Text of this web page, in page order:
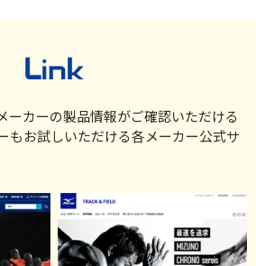
ーカーの製品情報がご確認いただける
もお試しいただける各メーカー公式サ